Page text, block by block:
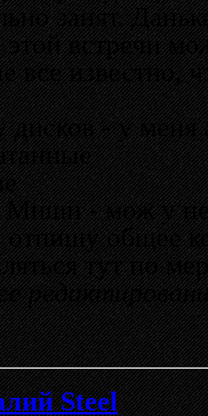
занят.
этой встречи
все известно,
дисков - у
- мож у
отпишу общее
тут по
Steel